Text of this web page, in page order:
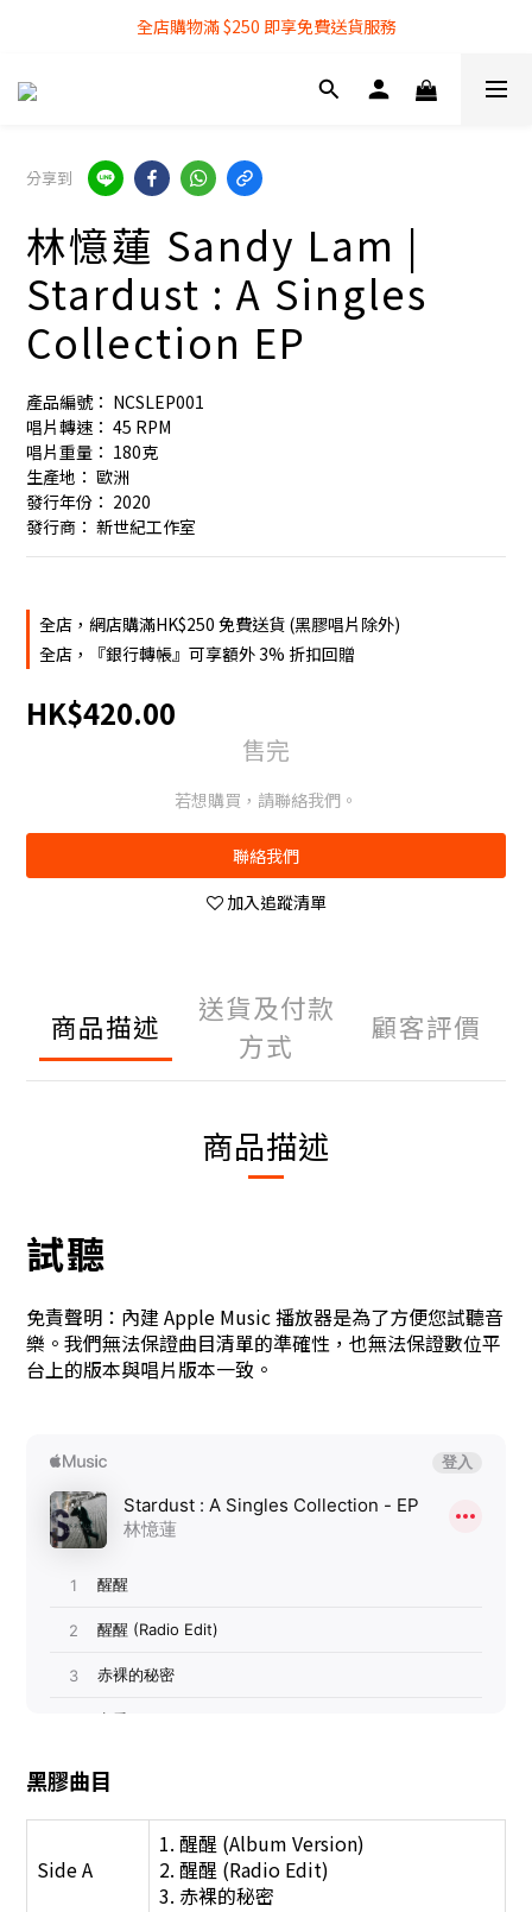
全店購物滿 $250 即享免費送貨服務
全店購物滿 $250 即享免費送貨服務
『銀行轉帳』付款方式 可享額外 3% 折扣回贈
分享到
林憶蓮 Sandy Lam |
Stardust : A Singles
Collection EP
產品編號： NCSLEP001
唱片轉速： 45 RPM
唱片重量： 180克
生產地： 歐洲
發行年份： 2020
發行商： 新世紀工作室
全店，網店購滿HK$250 免費送貨 (黑膠唱片除外)
全店，『銀行轉帳』可享額外 3% 折扣回贈
HK$420.00
售完
若想購買，請聯絡我們。
聯絡我們
加入追蹤清單
商品描述
送貨及付款
方式
顧客評價
商品描述
試聽
免責聲明：內建 Apple Music 播放器是為了方便您試聽音
樂。我們無法保證曲目清單的準確性，也無法保證數位平
台上的版本與唱片版本一致。
黑膠曲目
Side A
1. 醒醒 (Album Version)
2. 醒醒 (Radio Edit)
3. 赤裸的秘密